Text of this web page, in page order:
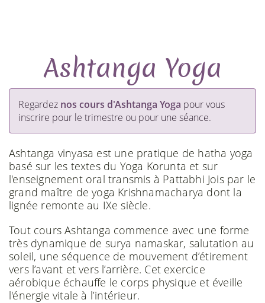
Ashtanga Yoga
Regardez nos cours d'Ashtanga Yoga pour vous
inscrire pour le trimestre ou pour une séance.
Ashtanga vinyasa est une pratique de hatha yoga
basé sur les textes du Yoga Korunta et sur
l'enseignement oral transmis à Pattabhi Jois par le
grand maître de yoga Krishnamacharya dont la
lignée remonte au IXe siècle.
Tout cours Ashtanga commence avec une forme
très dynamique de surya namaskar, salutation au
soleil, une séquence de mouvement d’étirement
vers l’avant et vers l’arrière. Cet exercice
aérobique échauffe le corps physique et éveille
l'énergie vitale à l’intérieur.